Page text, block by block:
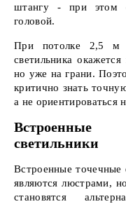
штангу - при этом
головой.
При потолке 2,5 м
светильника
но уже на грани.
критично знать
а не ориентироваться
светильники
Встроенные точечные
являются люстрами,
становятся